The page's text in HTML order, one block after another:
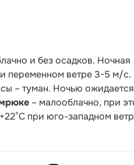
и без осадков. Ночная
переменном ветре 3-5 м/с.
– туман. Ночью ожидается
– малооблачно, при
при юго-западном